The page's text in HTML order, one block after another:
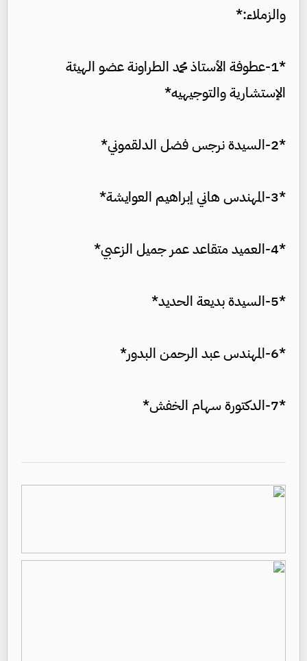
والزملاء:*
*1-عطوفة الأستاذ محمد الطراونة عضو الهيئة
الإستشارية والتوجيهيه*
*2-السيدة نرجس فضل الدلقموني*
*3-المهندس هاني إبراهيم العوايشة*
*4-العميد متقاعد عمر جميل الزعبي*
*5-السيدة بديعة الحديد*
*6-المهندس عبد الرحمن البدور*
*7-الدكتورة سهام الخفش*